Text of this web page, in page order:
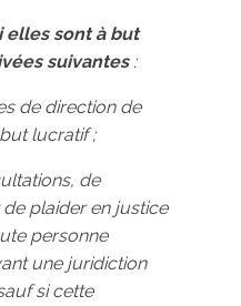
elles sont à but
suivantes:
de direction de
lucratif ;
de
plaider en justice
personne
une juridiction
si cette